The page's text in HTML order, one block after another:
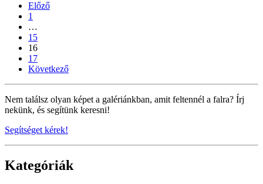
Előző
1
…
15
16
17
Következő
Nem találsz olyan képet a galériánkban, amit feltennél a falra? Írj
nekünk, és segítünk keresni!
Segítséget kérek!
Kategóriák